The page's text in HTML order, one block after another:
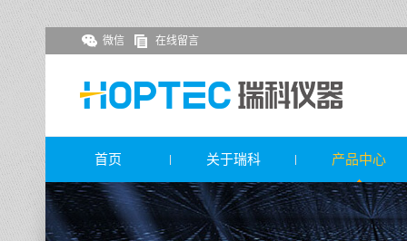
微信 在线留言
首页 关于瑞科 产品中心